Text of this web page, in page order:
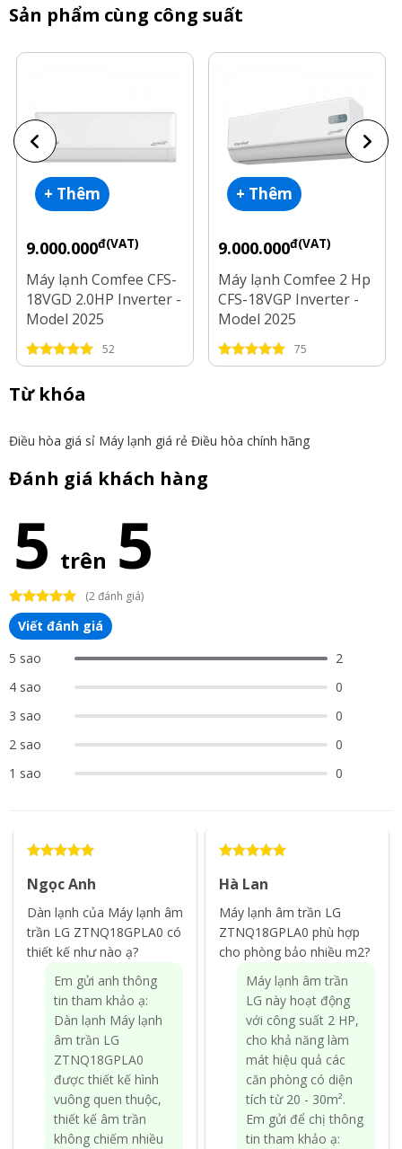
Sản phẩm cùng công suất
+ Thêm
9.000.000đ(VAT)
Máy lạnh Comfee CFS-
18VGD 2.0HP Inverter -
Model 2025
52
+ Thêm
9.000.000đ(VAT)
Máy lạnh Comfee 2 Hp
CFS-18VGP Inverter -
Model 2025
75
Từ khóa
Điều hòa giá sỉ Máy lạnh giá rẻ Điều hòa chính hãng
Đánh giá khách hàng
5 trên 5
(2 đánh giá)
Viết đánh giá
5 sao
2
4 sao
0
3 sao
0
2 sao
0
1 sao
0
Ngọc Anh
Dàn lạnh của Máy lạnh âm
trần LG ZTNQ18GPLA0 có
thiết kế như nào ạ?
Em gửi anh thông
tin tham khảo ạ:
Dàn lạnh Máy lạnh
âm trần LG
ZTNQ18GPLA0
được thiết kế hình
vuông quen thuộc,
thiết kế âm trần
không chiếm nhiều
Hà Lan
Máy lạnh âm trần LG
ZTNQ18GPLA0 phù hợp
cho phòng bảo nhiều m2?
Máy lạnh âm trần
LG này hoạt động
với công suất 2 HP,
cho khả năng làm
mát hiệu quả các
căn phòng có diện
tích từ 20 - 30m².
Em gửi để chị thông
tin tham khảo ạ: